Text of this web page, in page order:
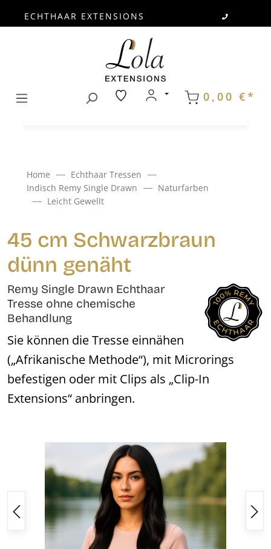
ECHTHAAR EXTENSIONS
0,00 €*
Home
Echthaar Tressen
Indisch Remy Single Drawn
Naturfarben
Leicht Gewellt
45 cm Schwarzbraun
dünn genäht
Remy Single Drawn Echthaar
Tresse ohne chemische
Behandlung
Sie können die Tresse einnähen
(„Afrikanische Methode“), mit Microrings
befestigen oder mit Clips als „Clip-In
Extensions“ anbringen.
Bildergalerie überspringen